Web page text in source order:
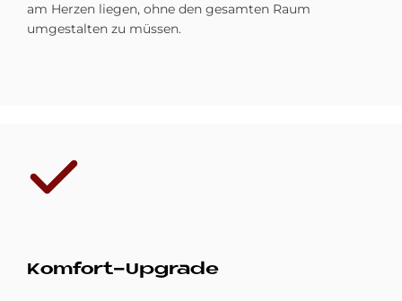
am Herzen liegen, ohne den gesamten Raum
umgestalten zu müssen.
Kom­fort-Up­grade